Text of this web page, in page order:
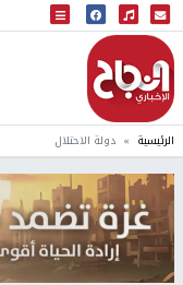
البث المباشر
إذاعة النجاح
الرئيسية دولة الاحتلال